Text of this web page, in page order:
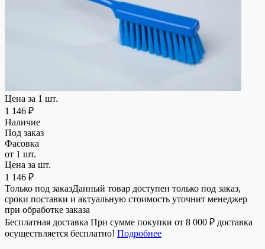
Цена за 1 шт.
1 146 ₽
Наличие
Под заказ
Фасовка
от 1 шт.
Цена за шт.
1 146 ₽
Только под заказДанный товар доступен только под заказ,
сроки поставки и актуальную стоимость уточнит менеджер
при обработке заказа
Бесплатная доставка При сумме покупки от 8 000 ₽ доставка
осуществляется бесплатно! Подробнее